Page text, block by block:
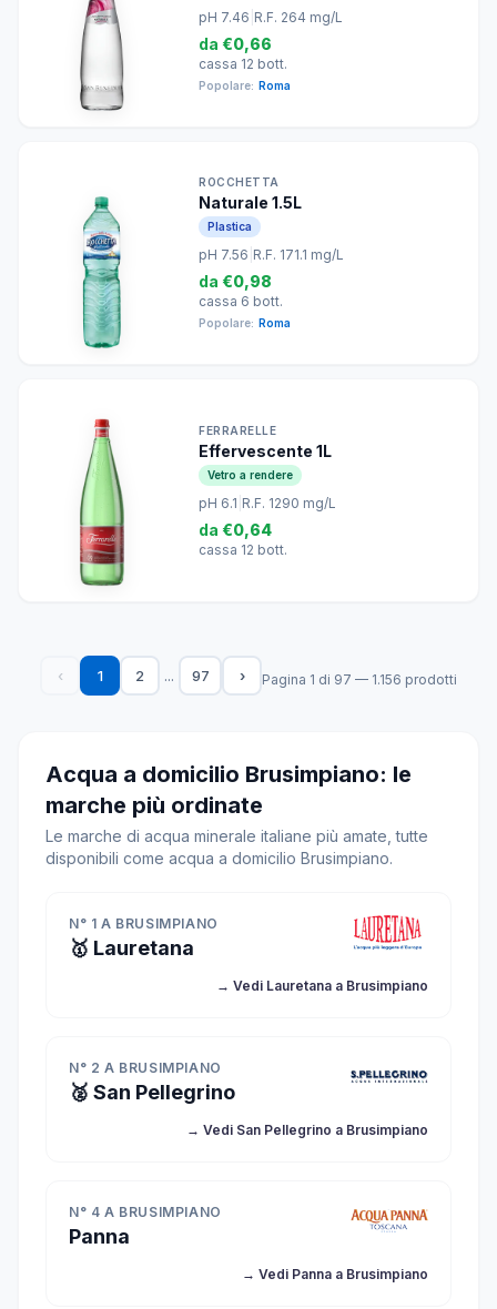
pH 7.46 R.F. 264 mg/L
da €0,66
cassa 12 bott.
Popolare: Roma
ROCCHETTA
Naturale 1.5L
Plastica
pH 7.56 R.F. 171.1 mg/L
da €0,98
cassa 6 bott.
Popolare: Roma
FERRARELLE
Effervescente 1L
Vetro a rendere
pH 6.1 R.F. 1290 mg/L
da €0,64
cassa 12 bott.
‹ 1 2 ... 97 › Pagina 1 di 97 — 1.156 prodotti
Acqua a domicilio Brusimpiano: le
marche più ordinate
Le marche di acqua minerale italiane più amate, tutte
disponibili come acqua a domicilio Brusimpiano.
N° 1 A BRUSIMPIANO
🥇 Lauretana
→ Vedi Lauretana a Brusimpiano
N° 2 A BRUSIMPIANO
🥈 San Pellegrino
→ Vedi San Pellegrino a Brusimpiano
N° 4 A BRUSIMPIANO
Panna
→ Vedi Panna a Brusimpiano